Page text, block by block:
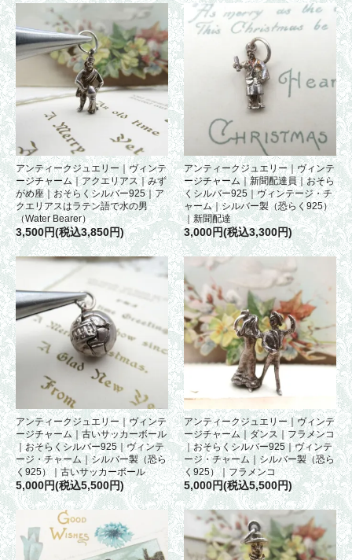
アンティークジュエリー｜ヴィンテ
ージチャーム｜アクエリアス｜みず
がめ座｜おそらくシルバー925｜ア
クエリアスはラテン語で水の男
（Water Bearer）
3,500円(税込3,850円)
アンティークジュエリー｜ヴィンテ
ージチャーム｜新聞配達員｜おそら
くシルバー925｜ヴィンテージ・チ
ャーム｜シルバー製（恐らく925）
｜新聞配達
3,000円(税込3,300円)
アンティークジュエリー｜ヴィンテ
ージチャーム｜古いサッカーボール
｜おそらくシルバー925｜ヴィンテ
ージ・チャーム｜シルバー製（恐ら
く925）｜古いサッカーボール
5,000円(税込5,500円)
アンティークジュエリー｜ヴィンテ
ージチャーム｜ダンス｜フラメンコ
｜おそらくシルバー925｜ヴィンテ
ージ・チャーム｜シルバー製（恐ら
く925）｜フラメンコ
5,000円(税込5,500円)